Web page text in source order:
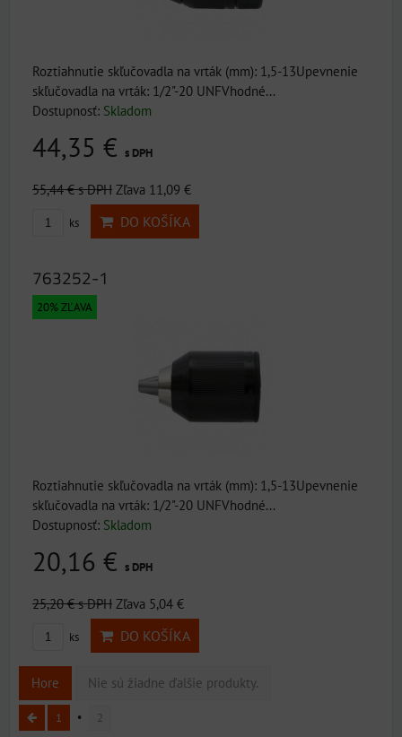
Roztiahnutie skľučovadla na vrták (mm): 1,5-13Upevnenie
skľučovadla na vrták: 1/2"-20 UNFVhodné...
Dostupnosť: Skladom
44,35 € s DPH
55,44 €s DPH Zľava 11,09 €
ks DO KOŠÍKA
763252-1
20% ZĽAVA
Roztiahnutie skľučovadla na vrták (mm): 1,5-13Upevnenie
skľučovadla na vrták: 1/2"-20 UNFVhodné...
Dostupnosť: Skladom
20,16 € s DPH
25,20 €s DPH Zľava 5,04 €
ks DO KOŠÍKA
Hore Nie sú žiadne ďalšie produkty.
1 2